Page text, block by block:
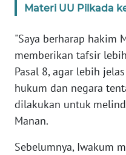
Materi UU Pilkada
"Saya berharap hakim
memberikan tafsir
Pasal 8, agar lebih
hukum dan negara
dilakukan untuk
Manan.
Sebelumnya, Iwakum
WN
WN
KEPRI
PAPUA
WN